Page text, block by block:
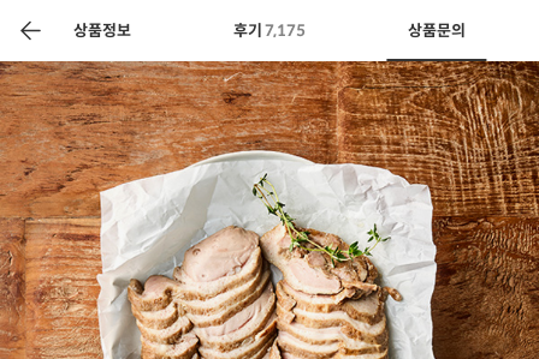
상품정보 후기 7,175 상품문의
공인 농축산물할인 찬들마루 주문/배송 고객센터